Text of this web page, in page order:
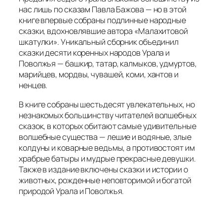
нас лишь по сказам Павла Бажова — но в этой
книге впервые собраны подлинные народные
сказки, вдохновлявшие автора «Малахитовой
шкатулки». Уникальный сборник объединил
сказки десяти коренных народов Урала и
Поволжья — башкир, татар, калмыков, удмуртов,
марийцев, мордвы, чувашей, коми, хантов и
ненцев.
В книге собраны шестьдесят увлекательных, но
незнакомых большинству читателей волшебных
сказок, в которых обитают самые удивительные
волшебные существа — лешие и водяные, злые
колдуны и коварные ведьмы, а противостоят им
храбрые батыры и мудрые прекрасные девушки.
Также в издание включены сказки и истории о
животных, рожденные неповторимой и богатой
природой Урала и Поволжья.